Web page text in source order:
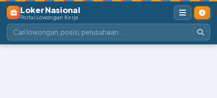
Loker Nasional
Portal Lowongan Kerja